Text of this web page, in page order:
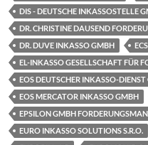
DIS - DEUTSCHE INKASSOSTELLE
DR. CHRISTINE DAUSEND
DR. DUVE INKASSO GMBH
EL-INKASSO GESELLSCHAFT FÜR
EOS DEUTSCHER INKASSO-
EOS MERCATOR INKASSO GMBH
EPSILON GMBH
EURO INKASSO SOLUTIONS S.R.O.